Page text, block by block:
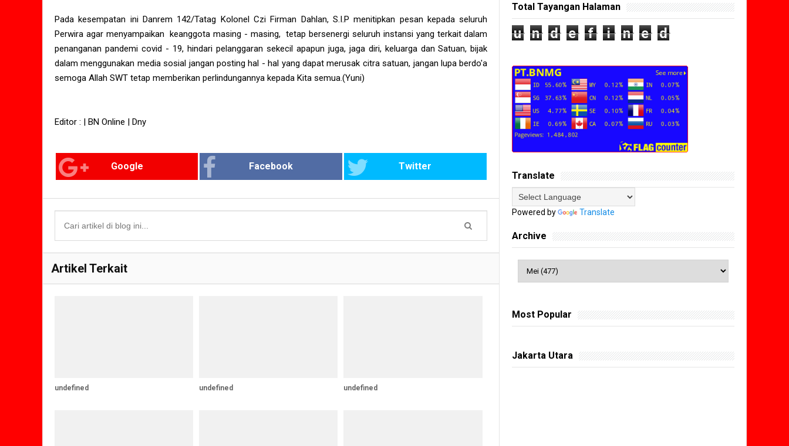
Pada kesempatan ini Danrem 142/Tatag Kolonel Czi Firman Dahlan, S.I.P menitipkan pesan kepada seluruh
Perwira agar menyampaikan keanggota masing - masing, tetap bersenergi seluruh instansi yang terkait dalam
penanganan pandemi covid - 19, hindari pelanggaran sekecil apapun juga, jaga diri, keluarga dan Satuan, bijak
dalam menggunakan media sosial jangan posting hal - hal yang dapat merusak citra satuan, jangan lupa berdo'a
semoga Allah SWT tetap memberikan perlindungannya kepada Kita semua.(Yuni)
Editor : | BN Online | Dny
Google Facebook Twitter
Artikel Terkait
undefined undefined undefined
Total Tayangan Halaman
u n d e f i n e d
Translate
Powered by Translate
Archive
Most Popular
Jakarta Utara